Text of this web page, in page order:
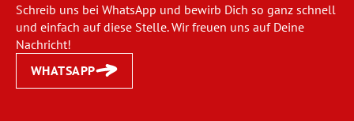
Schreib uns bei WhatsApp und bewirb Dich so ganz schnell
und einfach auf diese Stelle. Wir freuen uns auf Deine
Nachricht!
WHATSAPP